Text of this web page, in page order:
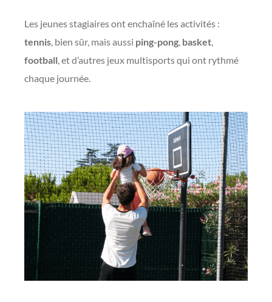
Les jeunes stagiaires ont enchaîné les activités :
tennis, bien sûr, mais aussi ping-pong, basket,
football, et d’autres jeux multisports qui ont rythmé
chaque journée.